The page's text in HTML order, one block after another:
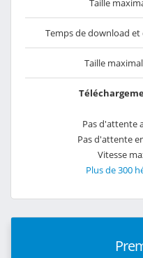
Taille
Temps de download
Taille
Pas d'attente
Pas d'attente
Vitesse
Plus de 300